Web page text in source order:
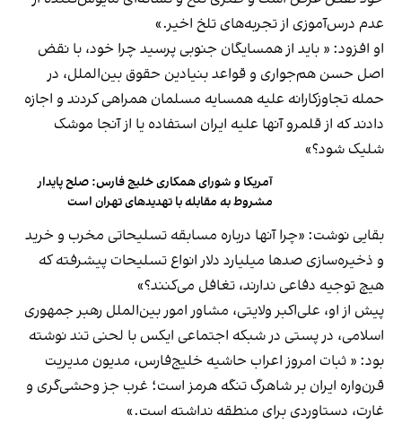
عدم درس‌آموزی از تجربه‌های تلخ اخیر.»
او افزود: «‏ باید از همسایگان جنوبی پرسید چرا خود، با نقض
اصل حسن هم‌جواری و قواعد بنیادین حقوق بین‌الملل، در
حمله تجاوزکارانه علیه همسایه مسلمان همراهی کردند و اجازه
دادند که از قلمرو آنها علیه ایران استفاده یا از آنجا موشک
شلیک شود؟»
آمریکا و شورای همکاری خلیج فارس: صلح پایدار
مشروط به مقابله با تهدیدهای تهران است
بقایی نوشت: «‏چرا آنها درباره مسابقه تسلیحاتی مخرب و خرید
و ذخیره‌سازی صدها میلیارد دلار انواع تسلیحات پیشرفته که
هیچ توجیه دفاعی ندارند، تغافل می‌کنند؟»
پیش از او، علی‌اکبر ولایتی، مشاور امور بین‌الملل رهبر جمهوری
اسلامی، در پستی در شبکه اجتماعی ایکس با لحنی تند نوشته
بود: « ثبات امروز اعراب حاشیه خلیج‌فارس، مدیون مدیریت
قرن‌واره‌ ایران بر شاهرگ تنگه هرمز است؛ غرب جز وحشی‌گری و
غارت، دستاوردی برای منطقه نداشته است.»